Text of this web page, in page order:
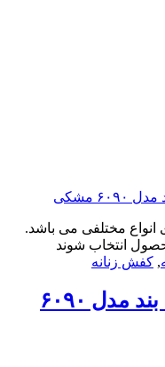
می باشد.
شوند
کفش زنانه اسپرت بی بند مدل ۶۰۹۰